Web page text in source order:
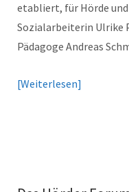
etabliert, für Hörde
Sozialarbeiterin Ulrike
Pädagoge Andreas
Weiterlesen